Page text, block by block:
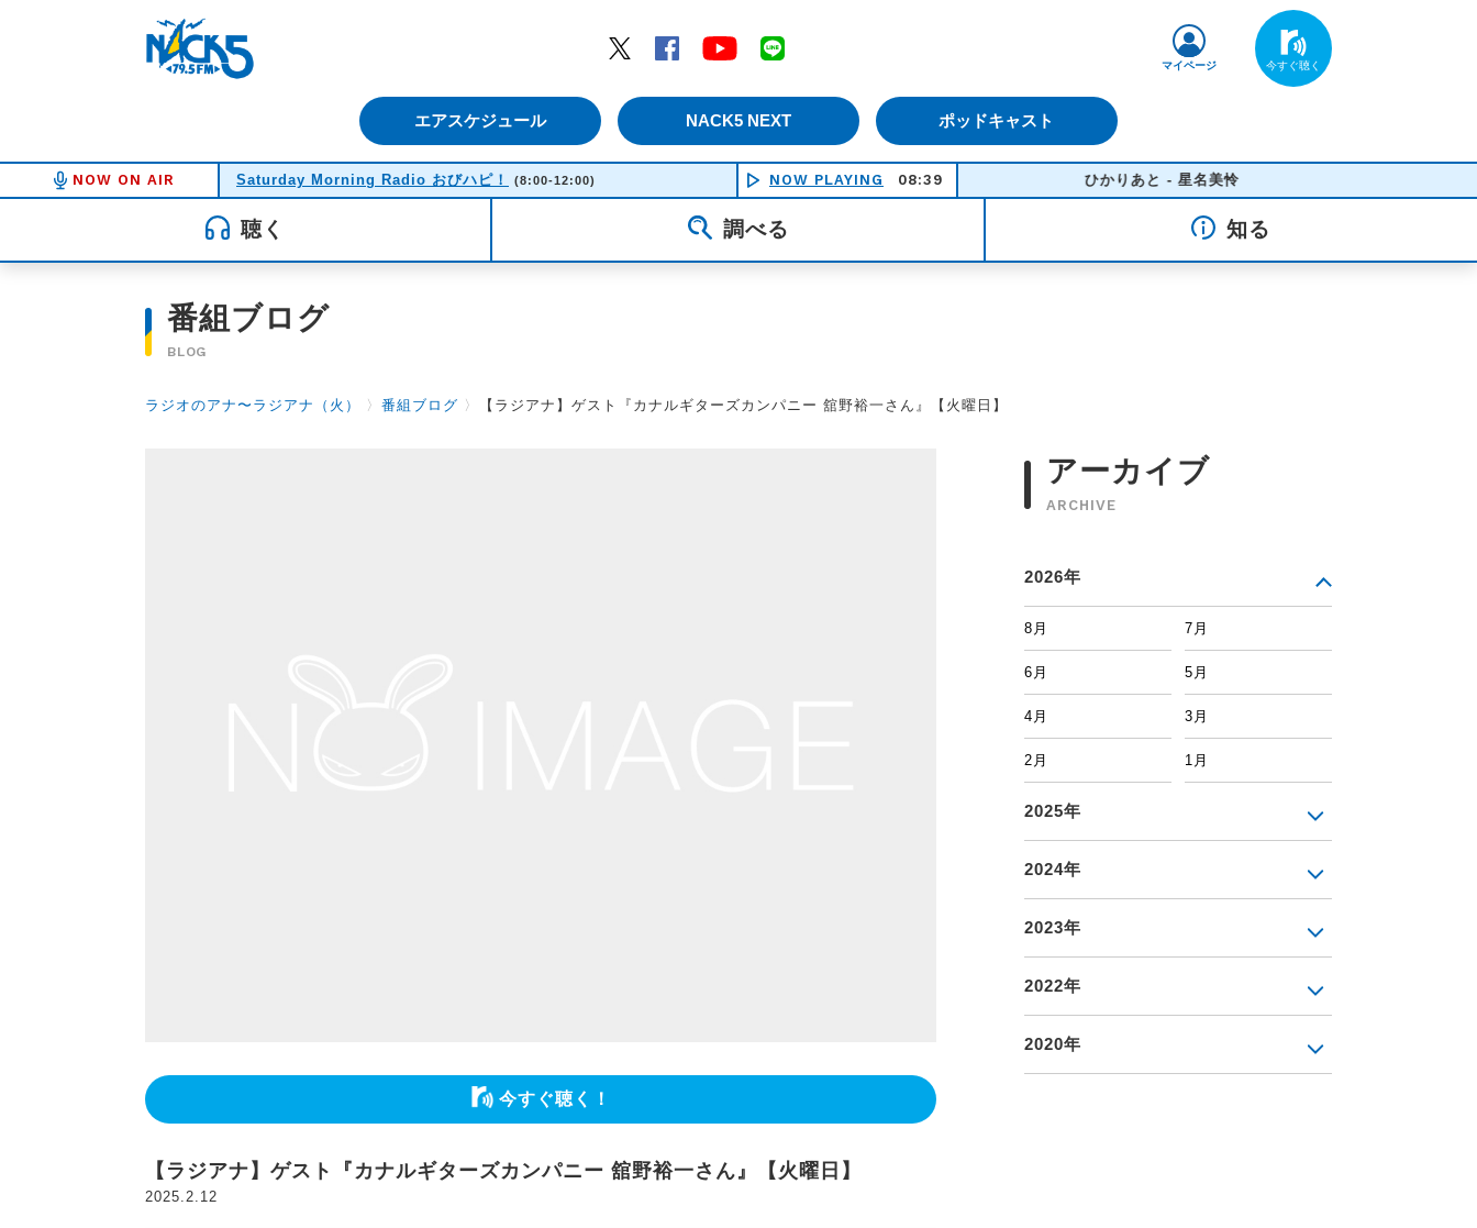
Twitter
Facebook YouTube
エアスケジュール NACK5 NEXT ポッドキャスト
マイページ
NOW ON AIR Saturday Morning Radio おびハピ！ (8:00-12:00) NOW PLAYING 08:39 ひかりあと - 星名美怜
聴く 調べる 知る
番組ブログ
BLOG
ラジオのアナ〜ラジアナ（火） 〉 番組ブログ 〉 【ラジアナ】ゲスト『カナルギターズカンパニー 舘野裕一さん』【火曜日】
今すぐ聴く！
【ラジアナ】ゲスト『カナルギターズカンパニー 舘野裕一さん』【火曜日】
2025.2.12
アーカイブ
ARCHIVE
2026年
8月 7月
6月 5月
4月 3月
2月 1月
2025年
2024年
2023年
2022年
2020年